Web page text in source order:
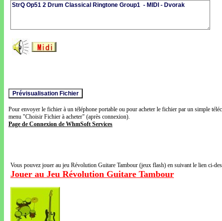
Pour envoyer le fichier à un téléphone portable ou pour acheter le fichier par un simple
menu "Choisir Fichier à acheter" (après connexion).
Page de Connexion de WhmSoft Services
Vous pouvez jouer au jeu Révolution Guitare Tambour (jeux flash) en suivant le lien ci-
Jouer au Jeu Révolution Guitare Tambour